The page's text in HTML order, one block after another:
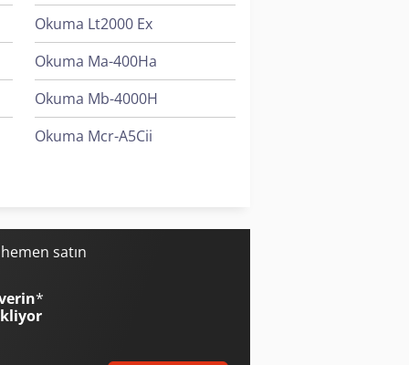
Okuma Lt2000 Ex
Okuma Ma-400Ha
Okuma Mb-4000H
Okuma Mcr-A5Cii
satın
*